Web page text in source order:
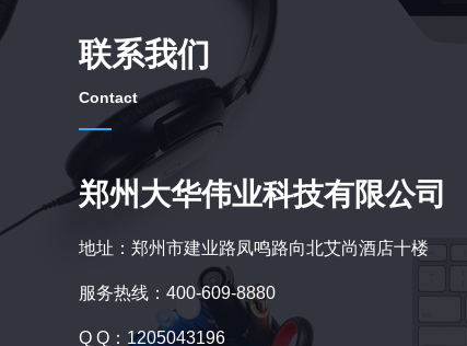
联系我们
Contact
郑州大华伟业科技有限公司
地址：郑州市建业路凤鸣路向北艾尚酒店十楼
服务热线：400-609-8880
Q Q：1205043196